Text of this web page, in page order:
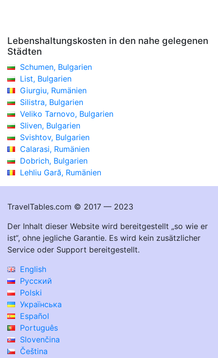
Lebenshaltungskosten in den nahe gelegenen
Städten
Schumen, Bulgarien
List, Bulgarien
Giurgiu, Rumänien
Silistra, Bulgarien
Veliko Tarnovo, Bulgarien
Sliven, Bulgarien
Svishtov, Bulgarien
Calarasi, Rumänien
Dobrich, Bulgarien
Lehliu Gară, Rumänien
TravelTables.com © 2017 — 2023
Der Inhalt dieser Website wird bereitgestellt „so wie er
ist“, ohne jegliche Garantie. Es wird kein zusätzlicher
Service oder Support bereitgestellt.
English
Русский
Polski
Українська
Español
Português
Slovenčina
Čeština